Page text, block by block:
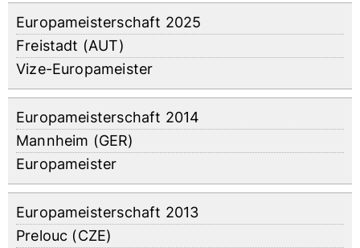
Europameisterschaft 2025
Freistadt (AUT)
Vize-Europameister
Europameisterschaft 2014
Mannheim (GER)
Europameister
Europameisterschaft 2013
Prelouc (CZE)